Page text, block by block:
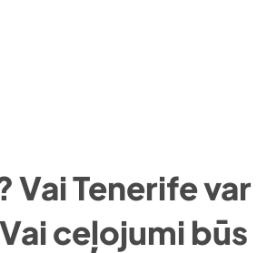
Vai Tenerife var
ceļojumi būs